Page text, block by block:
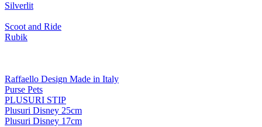
Silverlit
Scoot and Ride
Rubik
Raffaello Design Made in Italy
Purse Pets
PLUSURI STIP
Plusuri Disney 25cm
Plusuri Disney 17cm